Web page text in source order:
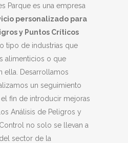
Parque es una empresa
personalizado para
y Puntos Críticos
tipo de industrias que
alimenticios o que
ella. Desarrollamos
un seguimiento
fin de introducir mejoras
Análisis de Peligros y
no solo se llevan a
sector de la